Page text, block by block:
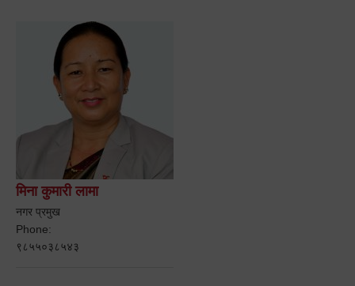
मिना कुमारी लामा
नगर प्रमुख
Phone:
९८५५०३८५४३